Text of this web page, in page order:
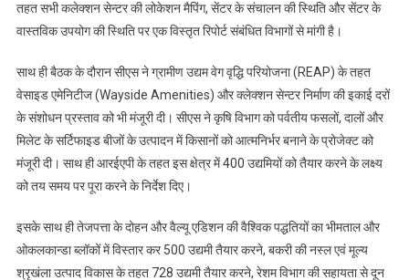
तहत सभी कलेक्शन सेन्टर की लोकेशन मैपिंग, सेंटर के संचालन की स्थिति और सेंटर के
वास्तविक उपयोग की स्थिति पर एक विस्तृत रिपोर्ट संबंधित विभागों से मांगी है।
साथ ही बैठक के दौरान सीएस ने ग्रामीण उद्यम वेग वृद्धि परियोजना (REAP) के तहत
वेसाइड एमेनिटीज (Wayside Amenities) और क्लेक्शन सेन्टर निर्माण की इकाई दरों
के संशोधन प्रस्ताव को भी मंजूरी दी। सीएस ने कृषि विभाग को पर्वतीय फसलों, दालों और
मिलेट के सर्टिफाइड बीजों के उत्पादन में किसानों को आत्मनिर्भर बनाने के प्रोजेक्ट को
मंजूरी दी। साथ ही आरईएपी के तहत इस क्षेत्र में 400 उद्यमियों को तैयार करने के लक्ष्य
को तय समय पर पूरा करने के निर्देश दिए।
इसके साथ ही तेजपत्ता के दोहन और वैल्यू एडिशन की वैश्विक पद्धतियों का भीमताल और
ओकलकान्डा ब्लॉकों में विस्तार कर 500 उद्यमी तैयार करने, बकरी की नस्ल एवं मूल्य
श्रृखंला उत्पाद विकास के तहत 728 उद्यमी तैयार करने, रेशम विभाग की सहायता से दून